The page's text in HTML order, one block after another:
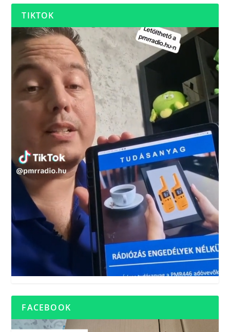
TIKTOK
FACEBOOK